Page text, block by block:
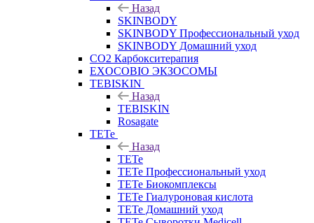
Назад
SKINBODY
SKINBODY Профессиональный уход
SKINBODY Домашний уход
CO2 Карбокситерапия
EXOCOBIO ЭКЗОСОМЫ
TEBISKIN
Назад
TEBISKIN
Rosagate
TETe
Назад
TETe
TETe Профессиональный уход
TETe Биокомплексы
TETe Гиалуроновая кислота
TETe Домашний уход